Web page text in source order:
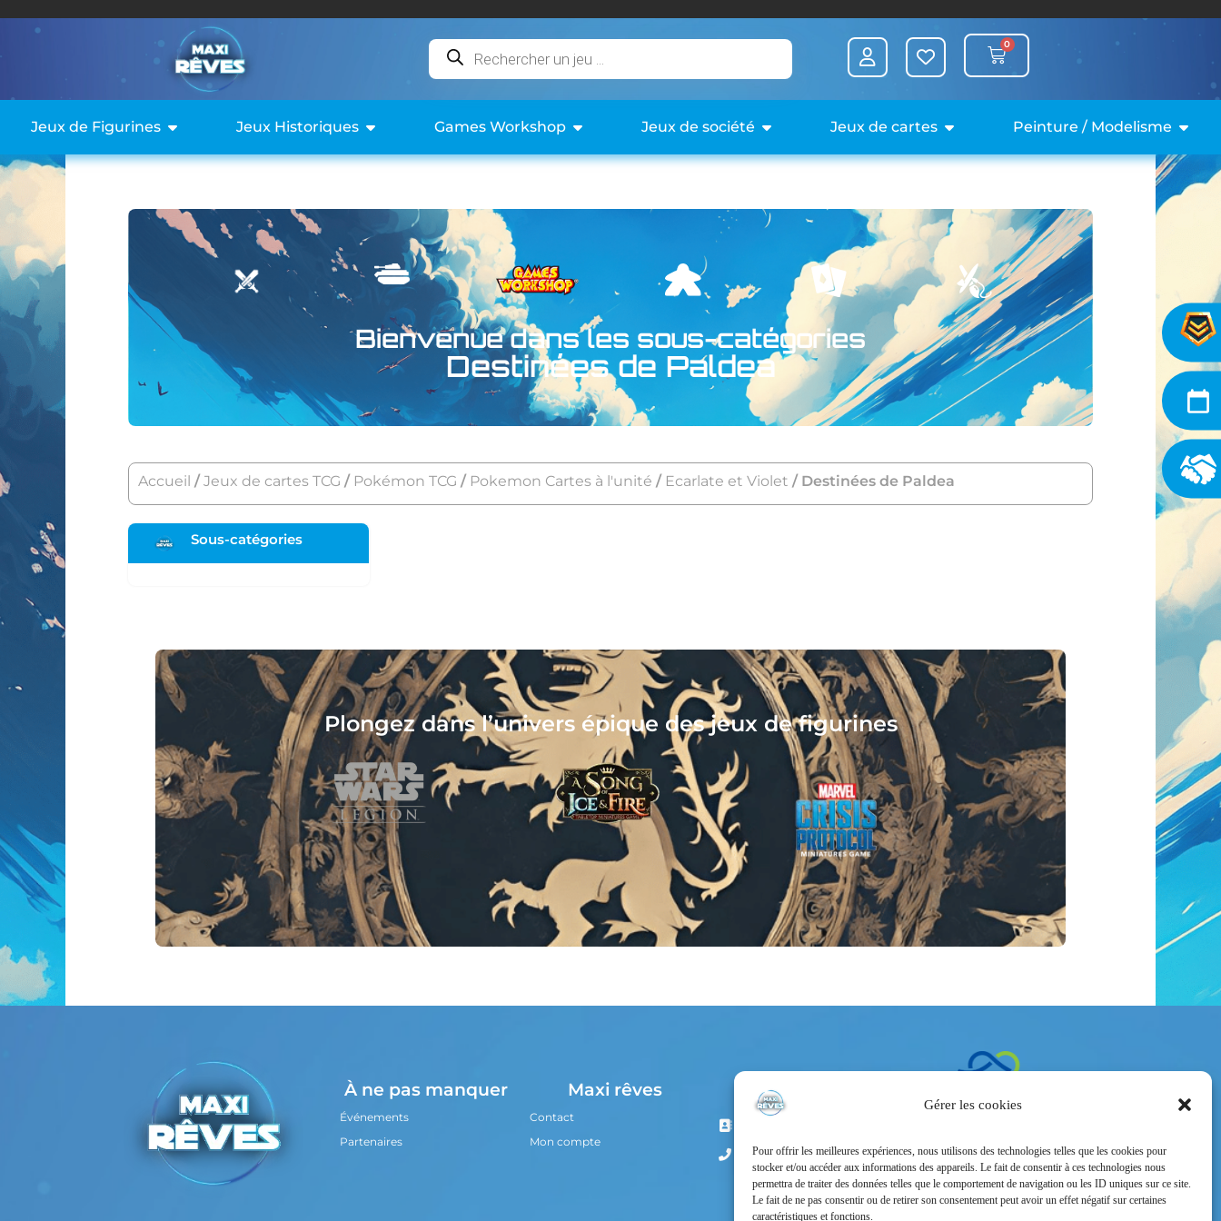
Gérer les cookies
Pour offrir les meilleures expériences, nous utilisons des technologies telles que les cookies pour
stocker et/ou accéder aux informations des appareils. Le fait de consentir à ces technologies nous
permettra de traiter des données telles que le comportement de navigation ou les ID uniques sur ce site.
Le fait de ne pas consentir ou de retirer son consentement peut avoir un effet négatif sur certaines
caractéristiques et fonctions.
0
Jeux de Figurines Jeux Historiques Games Workshop Jeux de société Jeux de cartes Peinture / Modelisme
Bienvenue dans les sous-catégories
Destinées de Paldea
Accueil / Jeux de cartes TCG / Pokémon TCG / Pokemon Cartes à l'unité / Ecarlate et Violet / Destinées de Paldea
Sous-catégories
Plongez dans l’univers épique des jeux de figurines
À ne pas manquer
Événements
Partenaires
Maxi rêves
Contact
Mon compte
Nous contacter
13 Boulevard Vauban –
03 22 28 56 02